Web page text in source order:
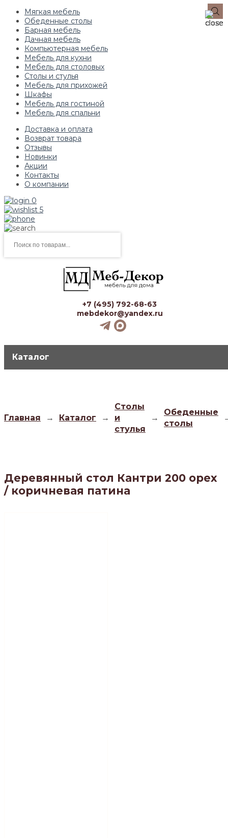
Мягкая мебель
Обеденные столы
Барная мебель
Дачная мебель
Компьютерная мебель
Мебель для кухни
Мебель для столовых
Столы и стулья
Мебель для прихожей
Шкафы
Мебель для гостиной
Мебель для спальни
Доставка и оплата
Возврат товара
Отзывы
Новинки
Акции
Контакты
О компании
0
5
товаров
+7 (495) 792-68-63
mebdekor@yandex.ru
Каталог
Главная → Каталог →
Столы
и
стулья
→
Обеденные
столы
Деревянный стол Кантри 200 орех
/ коричневая патина